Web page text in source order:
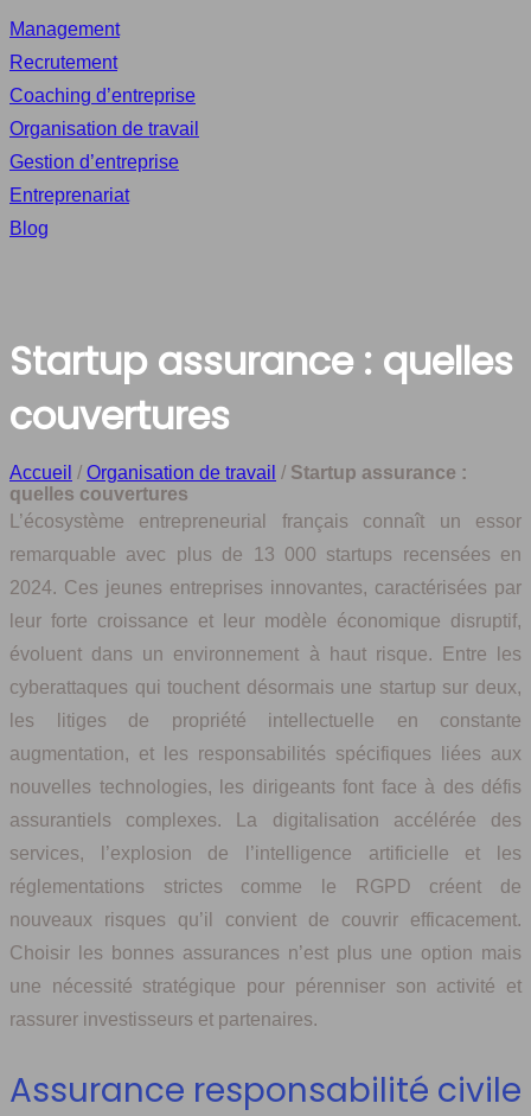
Management
Recrutement
Coaching d’entreprise
Organisation de travail
Gestion d’entreprise
Entreprenariat
Blog
Startup assurance : quelles
couvertures
Accueil / Organisation de travail / Startup assurance :
quelles couvertures
L’écosystème entrepreneurial français connaît un essor
remarquable avec plus de 13 000 startups recensées en
2024. Ces jeunes entreprises innovantes, caractérisées par
leur forte croissance et leur modèle économique disruptif,
évoluent dans un environnement à haut risque. Entre les
cyberattaques qui touchent désormais une startup sur deux,
les litiges de propriété intellectuelle en constante
augmentation, et les responsabilités spécifiques liées aux
nouvelles technologies, les dirigeants font face à des défis
assurantiels complexes. La digitalisation accélérée des
services, l’explosion de l’intelligence artificielle et les
réglementations strictes comme le RGPD créent de
nouveaux risques qu’il convient de couvrir efficacement.
Choisir les bonnes assurances n’est plus une option mais
une nécessité stratégique pour pérenniser son activité et
rassurer investisseurs et partenaires.
Assurance responsabilité civile